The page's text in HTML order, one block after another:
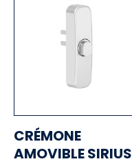
CRÉMONE
AMOVIBLE SIRIUS